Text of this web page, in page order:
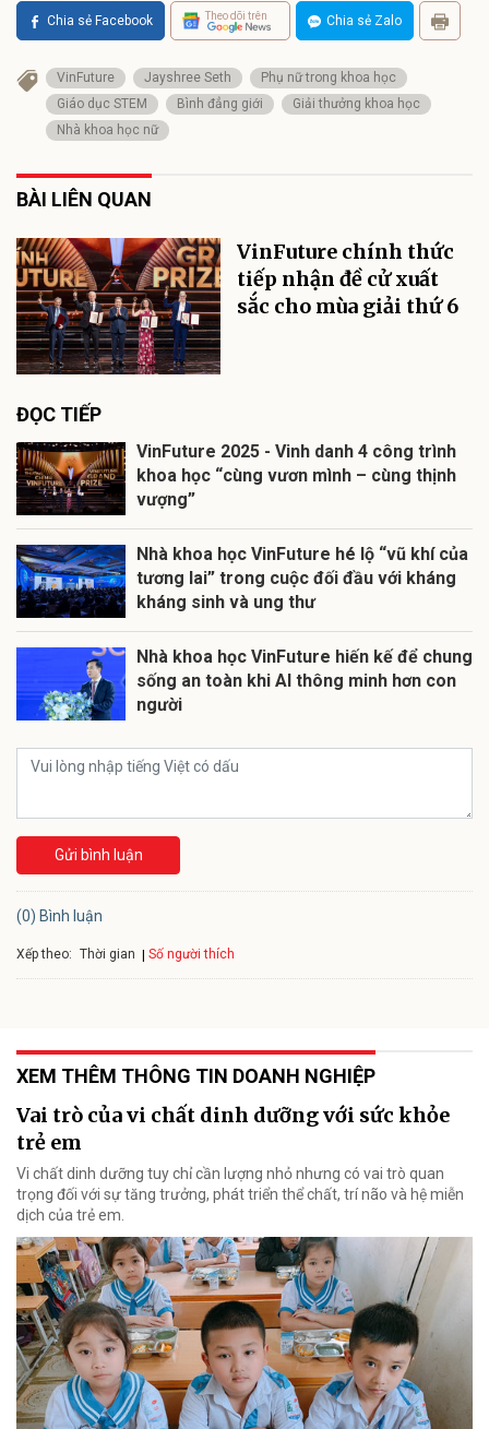
Chia sẻ Facebook Theo dõi trên Chia sẻ Zalo
VinFuture Jayshree Seth
Phụ nữ trong khoa học
Giáo dục STEM
Bình đẳng giới
Giải thưởng khoa học
Nhà khoa học nữ
BÀI LIÊN QUAN
VinFuture chính thức
tiếp nhận đề cử xuất
sắc cho mùa giải thứ 6
ĐỌC TIẾP
VinFuture 2025 - Vinh danh 4 công trình
khoa học “cùng vươn mình – cùng thịnh
vượng”
Nhà khoa học VinFuture hé lộ “vũ khí của
tương lai” trong cuộc đối đầu với kháng
kháng sinh và ung thư
Nhà khoa học VinFuture hiến kế để chung
sống an toàn khi AI thông minh hơn con
người
Gửi bình luận
(0) Bình luận
Xếp theo: Thời gian Số người thích
XEM THÊM THÔNG TIN DOANH NGHIỆP
Vai trò của vi chất dinh dưỡng với sức khỏe
trẻ em
Vi chất dinh dưỡng tuy chỉ cần lượng nhỏ nhưng có vai trò quan
trọng đối với sự tăng trưởng, phát triển thể chất, trí não và hệ miễn
dịch của trẻ em.